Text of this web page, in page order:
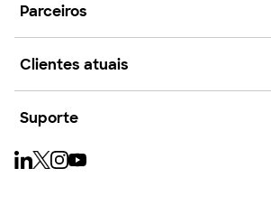
Parceiros
Clientes atuais
Suporte